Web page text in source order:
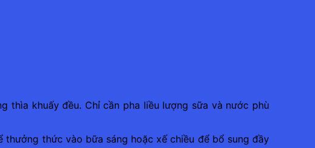
thìa khuấy đều. Chỉ cần pha liều lượng sữa và nước phù
thức vào bữa sáng hoặc xế chiều để bổ sung đầy